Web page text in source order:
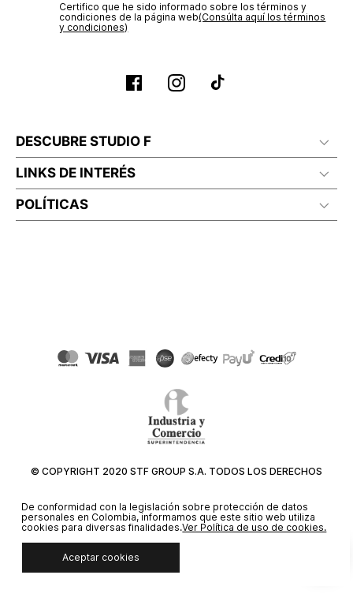
Certifico que he sido informado sobre los términos y
condiciones de la página web‎(Consúlta aquí los términos
y condiciones)
DESCUBRE STUDIO F
LINKS DE INTERÉS
POLÍTICAS
© COPYRIGHT 2020 STF GROUP S.A. TODOS LOS DERECHOS
De conformidad con la legislación sobre protección de datos
personales en Colombia, informamos que este sitio web utiliza
cookies para diversas finalidades.Ver Política de uso de cookies.
Aceptar cookies